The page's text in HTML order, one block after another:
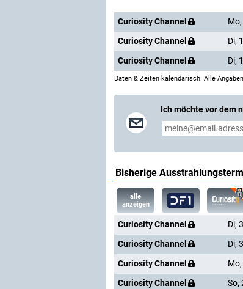
Curiosity Channel
Curiosity Channel
Di,
Curiosity Channel
Di,
Daten & Zeiten kalendarisch. Alle
Ich möchte vor dem
Bisherige
alle
anzeigen
Curiosity Channel Di,
Curiosity Channel
Di,
Curiosity Channel
Curiosity Channel
So,